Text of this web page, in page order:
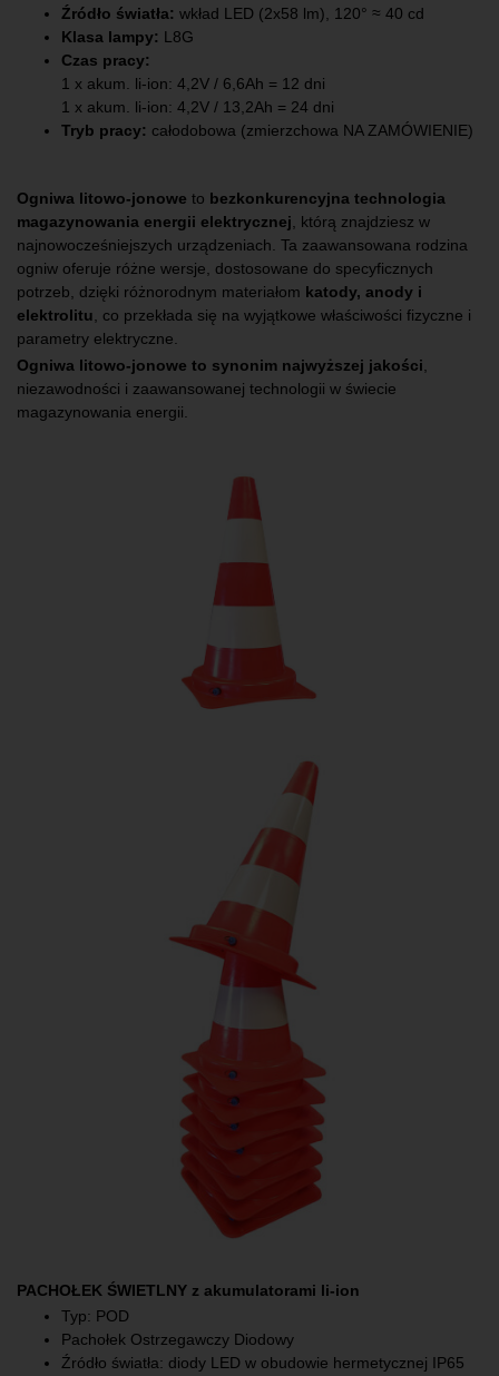
Źródło światła: wkład LED (2x58 lm), 120° ≈ 40 cd
Klasa lampy: L8G
Czas pracy:
1 x akum. li-ion: 4,2V / 6,6Ah = 12 dni
1 x akum. li-ion: 4,2V / 13,2Ah = 24 dni
Tryb pracy: całodobowa (zmierzchowa NA ZAMÓWIENIE)
Ogniwa litowo-jonowe to bezkonkurencyjna technologia
magazynowania energii elektrycznej, którą znajdziesz w
najnowocześniejszych urządzeniach. Ta zaawansowana rodzina
ogniw oferuje różne wersje, dostosowane do specyficznych
potrzeb, dzięki różnorodnym materiałom katody, anody i
elektrolitu, co przekłada się na wyjątkowe właściwości fizyczne i
parametry elektryczne.
Ogniwa litowo-jonowe to synonim najwyższej jakości
niezawodności i zaawansowanej technologii w świecie
magazynowania energii.
PACHOŁEK ŚWIETLNY z akumulatorami li-ion
Typ: POD
Pachołek Ostrzegawczy Diodowy
Źródło światła: diody LED w obudowie hermetycznej IP65